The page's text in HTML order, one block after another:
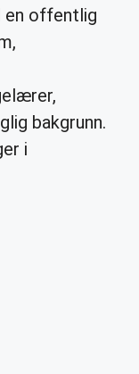
en offentlig
bakgrunn.
i